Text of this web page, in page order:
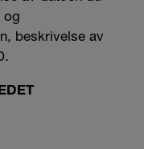
og
beskrivelse av